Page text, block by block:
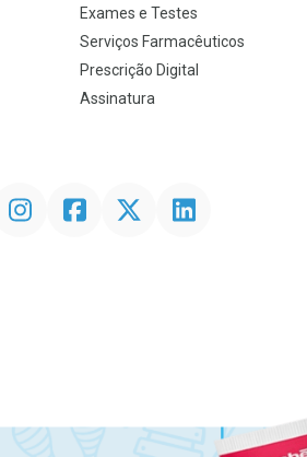
Exames e Testes
Serviços Farmacêuticos
Prescrição Digital
Assinatura
InstagramFacebookTwitter Linkedin